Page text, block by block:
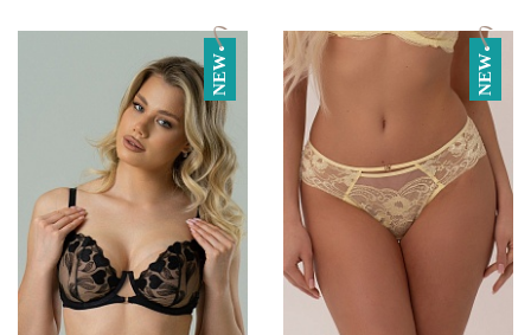
90H (40)
90K (27)
90L (2)
90M (1)
95B (14)
95C (77)
95D (73)
95E (55)
95F (48)
NEW NEW